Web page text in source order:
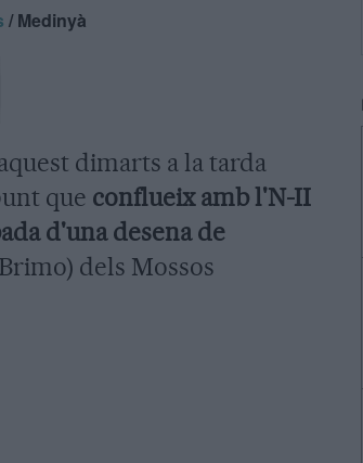
/ Medinyà
dimarts a la tarda
que conflueix amb l'N-II
d'una desena de
dels Mossos